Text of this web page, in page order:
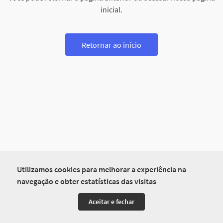
Utilizamos cookies para melhorar a experiência na
navegação e obter estatísticas das visitas
Aceitar e fechar
inicial.
Retornar ao início